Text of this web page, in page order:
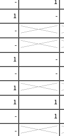
1
-
-
-
1
-
-
-
1
1
1
-
1
-